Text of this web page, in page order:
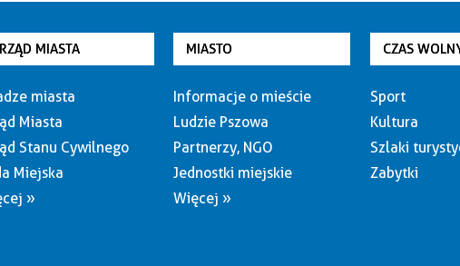
MIASTA
miasta
Miasta
Stanu Cywilnego
Miejska
»
MIASTO
Informacje o mieście
Ludzie Pszowa
Partnerzy, NGO
Jednostki miejskie
Więcej »
CZAS
Sport
Kultura
Szlaki
Zabytki